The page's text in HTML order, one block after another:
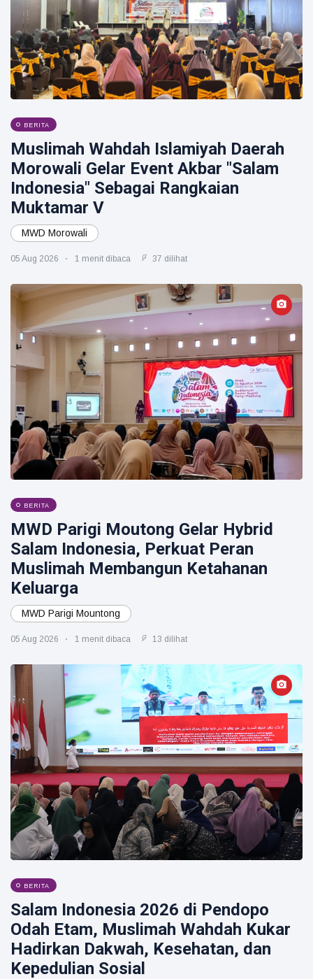
BERITA
Muslimah Wahdah Islamiyah Daerah
Morowali Gelar Event Akbar "Salam
Indonesia" Sebagai Rangkaian
Muktamar V
MWD Morowali
05 Aug 2026 1 menit dibaca 37 dilihat
BERITA
MWD Parigi Moutong Gelar Hybrid
Salam Indonesia, Perkuat Peran
Muslimah Membangun Ketahanan
Keluarga
MWD Parigi Mountong
05 Aug 2026 1 menit dibaca 13 dilihat
BERITA
Salam Indonesia 2026 di Pendopo
Odah Etam, Muslimah Wahdah Kukar
Hadirkan Dakwah, Kesehatan, dan
Kepedulian Sosial